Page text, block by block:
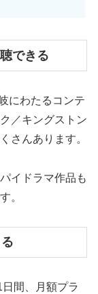
できる
にわたるコンテ
／キングストン
さんあります。
イドラマ作品も
。
間、月額プラ